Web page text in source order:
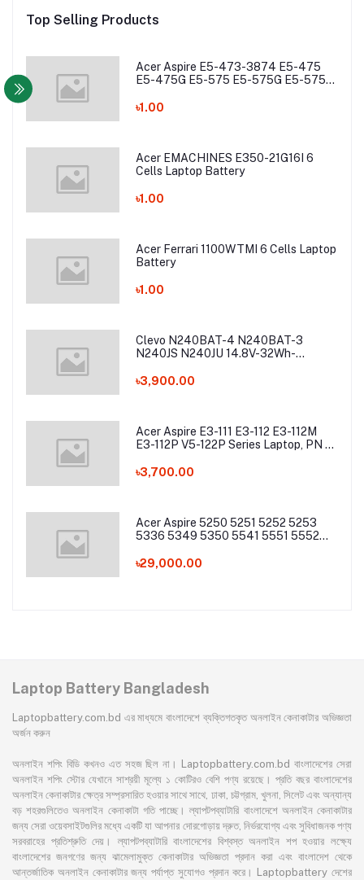
Top Selling Products
Acer Aspire E5-473-3874 E5-475
E5-475G E5-575 E5-575G E5-575T
Battery
৳1.00
Acer EMACHINES E350-21G16I 6
Cells Laptop Battery
৳1.00
Acer Ferrari 1100WTMI 6 Cells Laptop
Battery
৳1.00
Clevo N240BAT-4 N240BAT-3
N240JS N240JU 14.8V-32Wh-
৳3,900.00
Acer Aspire E3-111 E3-112 E3-112M
E3-112P V5-122P Series Laptop, PN -
৳3,700.00
Acer Aspire 5250 5251 5252 5253
5336 5349 5350 5541 5551 5552
5745 5749 5750 5755 5760 7251
৳29,000.00
Laptop Battery Bangladesh
Laptopbattery.com.bd এর মাধ্যমে বাংলাদেশে ব্যক্তিগতকৃত অনলাইন কেনাকাটার অভিজ্ঞতা
অর্জন করুন
অনলাইন শপিং বিডি কখনও এত সহজ ছিল না। Laptopbattery.com.bd বাংলাদেশের সেরা
অনলাইন শপিং স্টোর যেখানে সাশ্রয়ী মূল্যে ১ কোটিরও বেশি পণ্য রয়েছে। প্রতি বছর বাংলাদেশের
অনলাইন কেনাকাটার ক্ষেত্র সম্প্রসারিত হওয়ার সাথে সাথে, ঢাকা, চট্টগ্রাম, খুলনা, সিলেট এবং অন্যান্য
বড় শহরগুলিতেও অনলাইন কেনাকাটা গতি পাচ্ছে। ল্যাপটপব্যাটারি বাংলাদেশে অনলাইন কেনাকাটার
জন্য সেরা ওয়েবসাইটগুলির মধ্যে একটি যা আপনার দোরগোড়ায় দ্রুত, নির্ভরযোগ্য এবং সুবিধাজনক পণ্য
সরবরাহের প্রতিশ্রুতি দেয়। ল্যাপটপব্যাটারি বাংলাদেশের বিশ্বস্ত অনলাইন শপ হওয়ার লক্ষ্যে
বাংলাদেশের জনগণের জন্য ঝামেলামুক্ত কেনাকাটার অভিজ্ঞতা প্রদান করা এবং বাংলাদেশ থেকে
আন্তর্জাতিক অনলাইন কেনাকাটার জন্য পর্যাপ্ত সুযোগও প্রদান করে। Laptopbattery দেশের